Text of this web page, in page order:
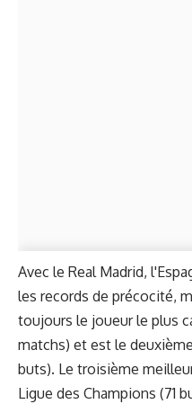
Avec le Real Madrid,
les records de précocité,
toujours le joueur le plus
matchs) et est le
buts). Le troisième
Ligue des Champions (71